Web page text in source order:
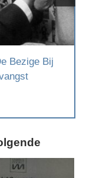
Bezige Bij